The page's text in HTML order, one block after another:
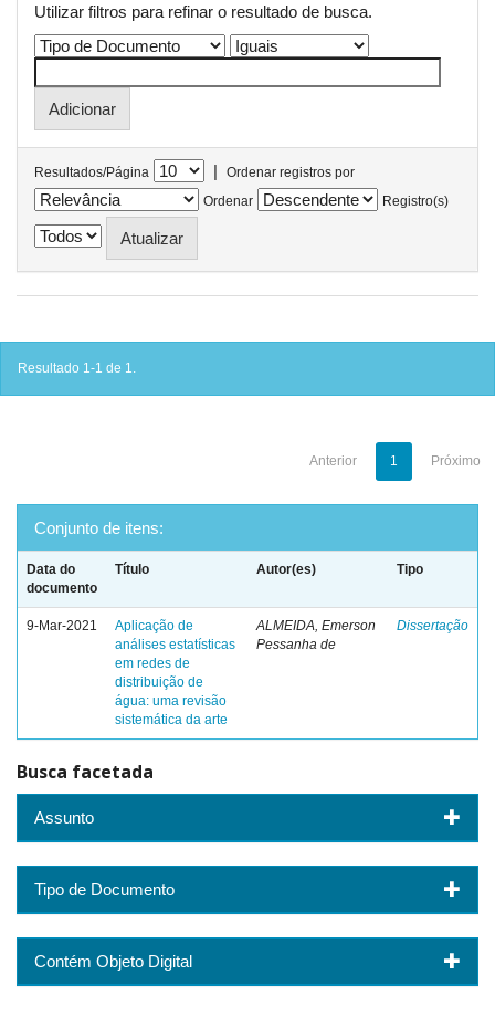
Utilizar filtros para refinar o resultado de busca.
Resultados/Página |
Ordenar registros por
Ordenar
Registro(s)
Resultado 1-1 de 1.
Anterior 1 Próximo
Conjunto de itens:
Data do
documento
Título Autor(es) Tipo
9-Mar-2021
Aplicação de
análises estatísticas
em redes de
distribuição de
água: uma revisão
sistemática da arte
ALMEIDA, Emerson
Pessanha de
Dissertação
Busca facetada
Assunto
Tipo de Documento
Contém Objeto Digital